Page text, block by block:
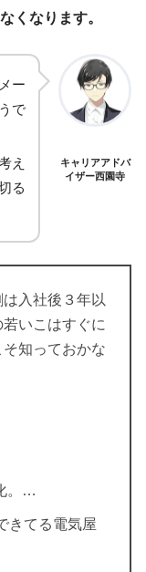
くなります。
ー
で
え
る
キャリアアドバ
イザー西園寺
入社後３年以
いこはすぐに
知っておかな
。…
きてる電気屋